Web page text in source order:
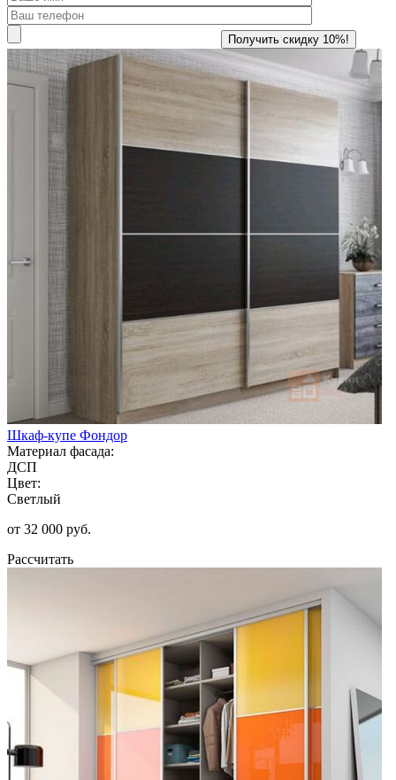
Шкаф-купе Фондор
Материал фасада:
ДСП
Цвет:
Светлый
от 32 000 руб.
Рассчитать